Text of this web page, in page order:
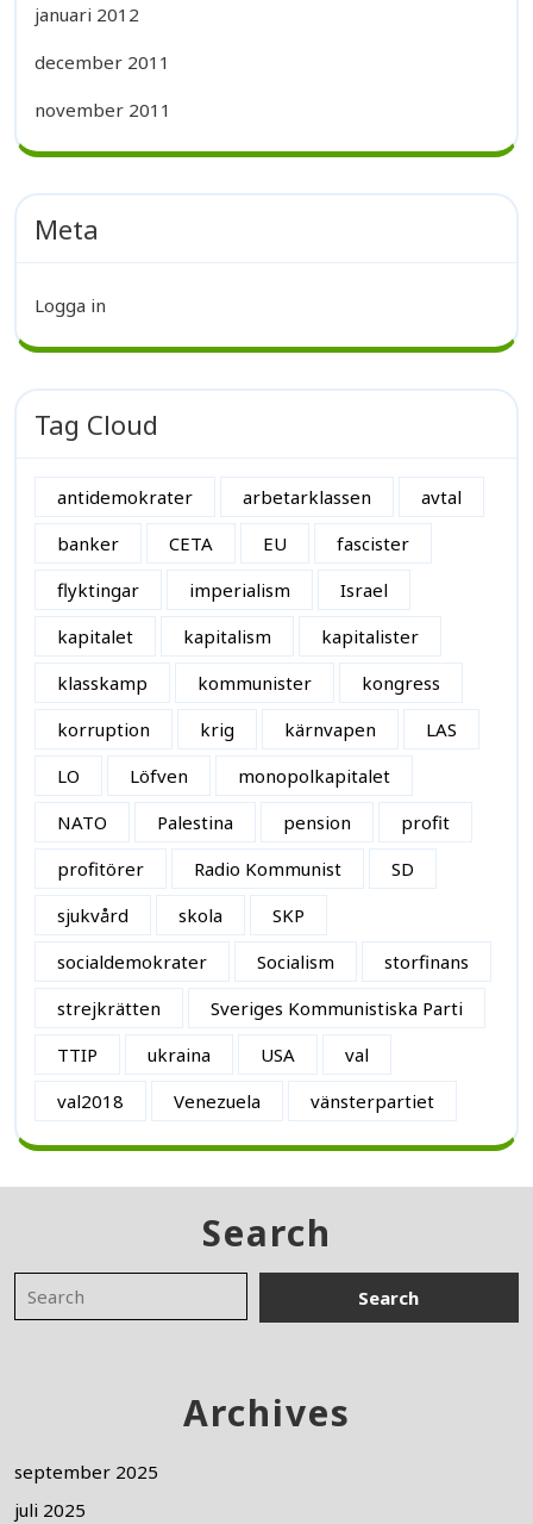
januari 2012
december 2011
november 2011
Meta
Logga in
Tag Cloud
antidemokrater arbetarklassen
avtal
banker
CETA EU
fascister
flyktingar
imperialism
Israel
kapitalet
kapitalism
kapitalister
klasskamp
kommunister
kongress
korruption
krig kärnvapen
LAS
LO
Löfven
monopolkapitalet
NATO
Palestina pension
profit
profitörer
Radio Kommunist
SD
sjukvård
skola
SKP
socialdemokrater
Socialism
storfinans
strejkrätten
Sveriges Kommunistiska Parti
TTIP
ukraina USA
val
val2018
Venezuela vänsterpartiet
Search
Archives
september 2025
juli 2025